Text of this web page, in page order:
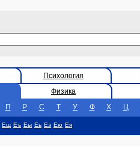
Психология
Физика
П Р С Т У Ф Х Ц
Ещ Еъ Еы Еь Еэ Ею Ея